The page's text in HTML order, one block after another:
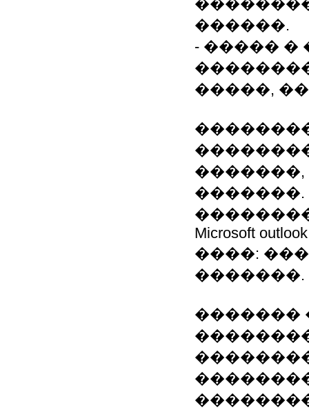
������.
- �����
�����,
�������,
�������.
���������:
Microsoft
����:
�������.
�������